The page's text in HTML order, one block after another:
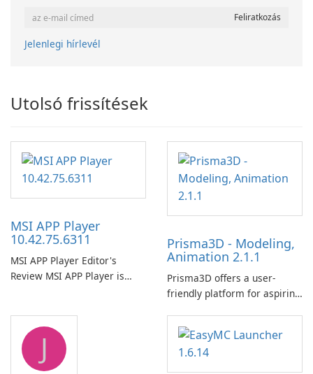
Jelenlegi hírlevél
Utolsó frissítések
MSI APP Player
10.42.75.6311
MSI APP Player Editor's
Review MSI APP Player is
for MSI hardware.
Prisma3D - Modeling,
Animation 2.1.1
Prisma3D offers a user-
friendly platform for aspiring
imagination to life. With a
wide range of tools and
features, this app allows
users to easily design 3D
J